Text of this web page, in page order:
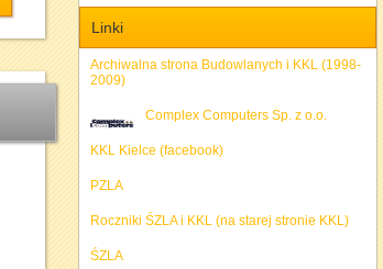
Linki
Archiwalna strona Budowlanych i KKL (1998-
2009)
Complex Computers Sp. z o.o.
KKL Kielce (facebook)
PZLA
Roczniki ŚZLA i KKL (na starej stronie KKL)
ŚZLA